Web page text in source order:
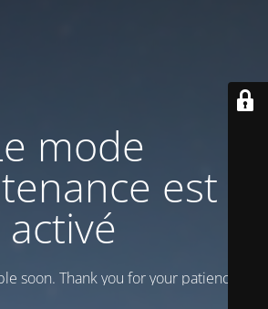
mode
est
activé
soon. Thank you for your patience!